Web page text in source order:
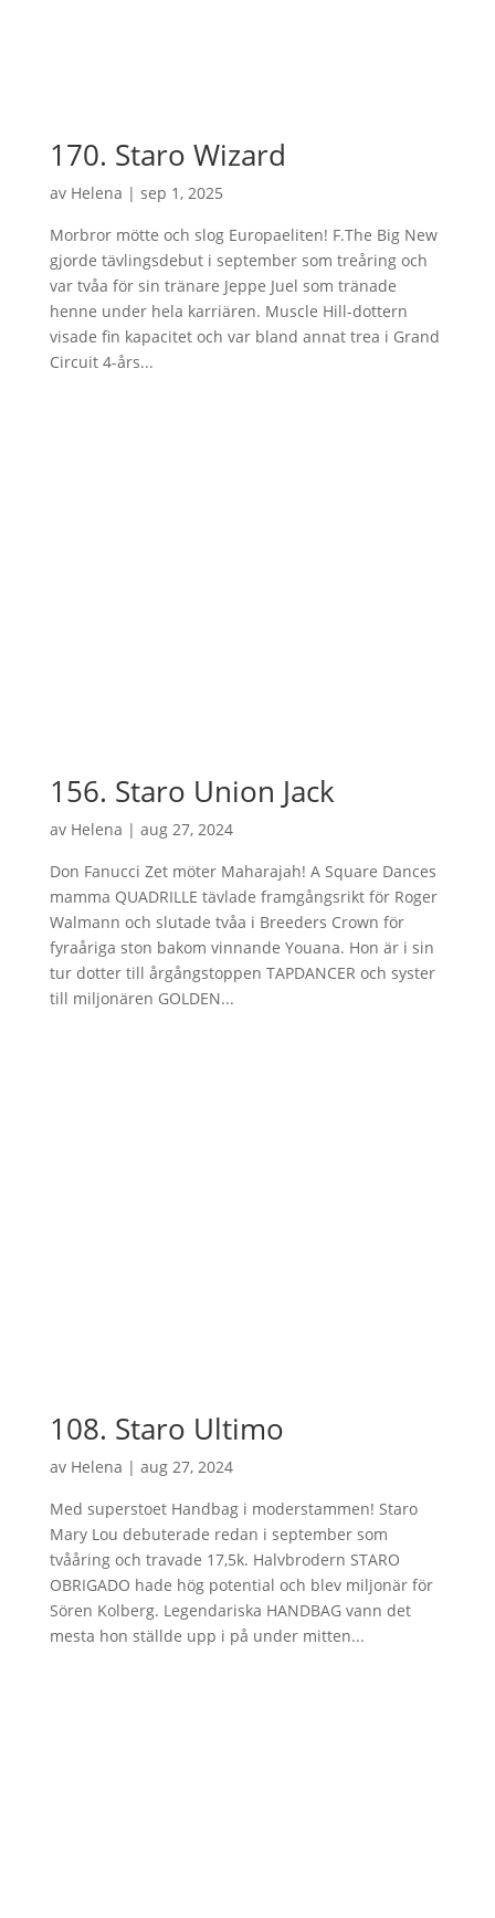
170. Staro Wizard
av Helena | sep 1, 2025
Morbror mötte och slog Europaeliten! F.The Big New
gjorde tävlingsdebut i september som treåring och
var tvåa för sin tränare Jeppe Juel som tränade
henne under hela karriären. Muscle Hill-dottern
visade fin kapacitet och var bland annat trea i Grand
Circuit 4-års...
156. Staro Union Jack
av Helena | aug 27, 2024
Don Fanucci Zet möter Maharajah! A Square Dances
mamma QUADRILLE tävlade framgångsrikt för Roger
Walmann och slutade tvåa i Breeders Crown för
fyraåriga ston bakom vinnande Youana. Hon är i sin
tur dotter till årgångstoppen TAPDANCER och syster
till miljonären GOLDEN...
108. Staro Ultimo
av Helena | aug 27, 2024
Med superstoet Handbag i moderstammen! Staro
Mary Lou debuterade redan i september som
tvååring och travade 17,5k. Halvbrodern STARO
OBRIGADO hade hög potential och blev miljonär för
Sören Kolberg. Legendariska HANDBAG vann det
mesta hon ställde upp i på under mitten...